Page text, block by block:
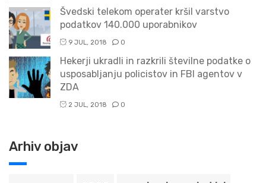
Švedski telekom operater kršil varstvo
podatkov 140.000 uporabnikov
9 JUL, 2018 0
Hekerji ukradli in razkrili številne podatke o
usposabljanju policistov in FBI agentov v
ZDA
2 JUL, 2018 0
Arhiv objav